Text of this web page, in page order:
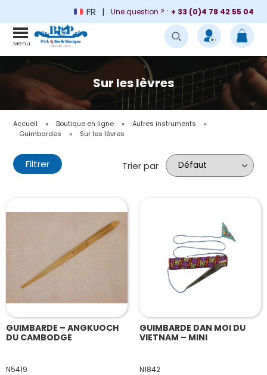
FR Une question ? : + 33 (0)4 78 42 55 04
Menu
Sur les lèvres
Accueil » Boutique en ligne » Autres instruments
»
Guimbardes
» Sur les lèvres
Filtrer Trier par
GUIMBARDE – ANGKUOCH
DU CAMBODGE
N5419
GUIMBARDE DAN MOI DU
VIETNAM – MINI
N1842